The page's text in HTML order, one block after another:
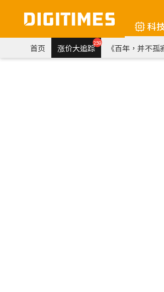
科
首页 涨价大追踪259 《百年，并不